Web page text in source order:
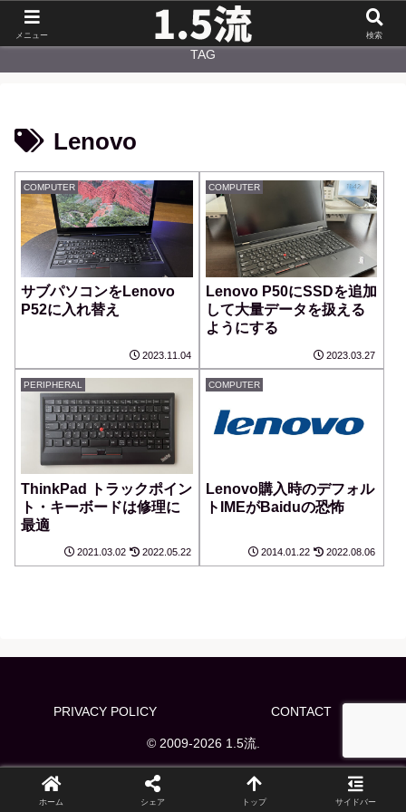
TAG
Lenovo
COMPUTER
サブパソコンをLenovo
P52に入れ替え
2023.11.04
COMPUTER
Lenovo P50にSSDを追加
して大量データを扱える
ようにする
2023.03.27
PERIPHERAL
ThinkPad トラックポイン
ト・キーボードは修理に
最適
2021.03.02 2022.05.22
COMPUTER
Lenovo購入時のデフォル
トIMEがBaiduの恐怖
2014.01.22 2022.08.06
PRIVACY POLICY CONTACT
© 2009-2026 1.5流.
メニュー 検索
ホーム シェア トップ サイドバー